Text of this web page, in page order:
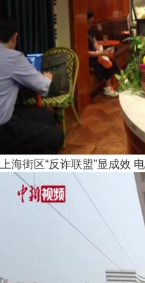
上海街区“反诈联盟”显成效